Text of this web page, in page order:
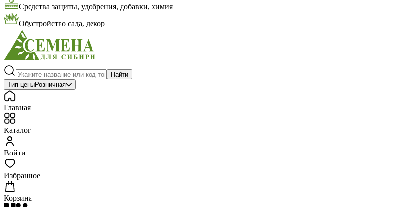
Средства защиты, удобрения, добавки, химия
Обустройство сада, декор
Найти
Тип ценыРозничная
Главная
Каталог
Войти
Избранное
Корзина